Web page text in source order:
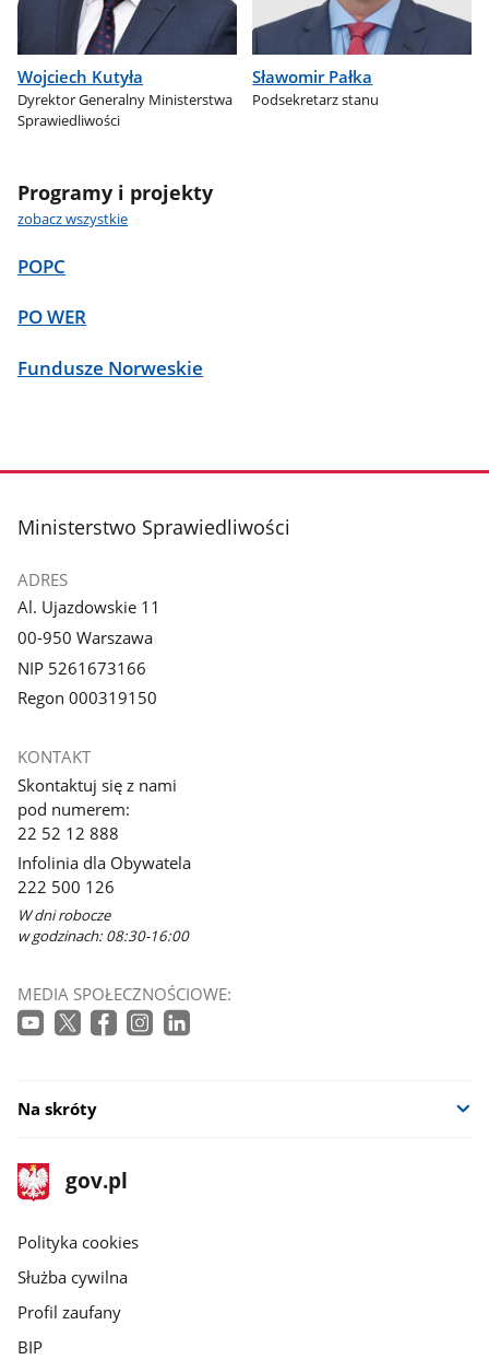
Wojciech Kutyła
Dyrektor Generalny Ministerstwa
Sprawiedliwości
Sławomir Pałka
Podsekretarz stanu
Programy i projekty
zobacz wszystkie
POPC
PO WER
Fundusze Norweskie
stopka
Ministerstwo Sprawiedliwości
ADRES
Al. Ujazdowskie 11
00-950 Warszawa
NIP 5261673166
Regon 000319150
KONTAKT
Skontaktuj się z nami
pod numerem:
22 52 12 888
Infolinia dla Obywatela
222 500 126
W dni robocze
w godzinach: 08:30-16:00
MEDIA SPOŁECZNOŚCIOWE:
Na skróty
stopka
gov.pl
Strona
gov.pl
gov.pl
Polityka cookies
Służba cywilna
Profil zaufany
BIP